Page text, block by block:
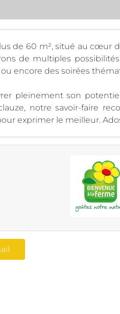
de 60 m², situé au cœur
de multiples
encore des soirées
pleinement son
notre savoir-faire
exprimer le meilleur.